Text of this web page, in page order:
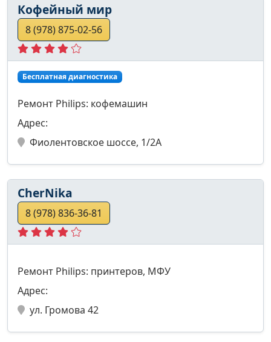
Кофейный мир
8 (978) 875-02-56
Бесплатная диагностика
Ремонт Philips: кофемашин
Адрес:
Фиолентовское шоссе, 1/2А
CherNika
8 (978) 836-36-81
Ремонт Philips: принтеров, МФУ
Адрес:
ул. Громова 42